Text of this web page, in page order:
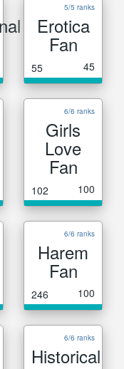
5/5 ranks
Erotica
Fan
55 45
6/6 ranks
Girls
Love
Fan
102 100
6/6 ranks
Harem
Fan
246 100
6/6 ranks
Historical